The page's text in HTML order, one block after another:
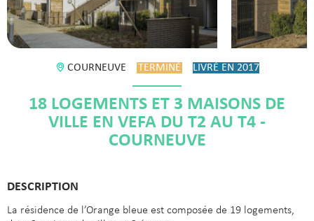
COURNEUVE TERMINÉ LIVRÉ EN 2017
18 LOGEMENTS ET 3 MAISONS DE
VILLE EN VEFA DU T2 AU T4 -
COURNEUVE
DESCRIPTION
La résidence de l’Orange bleue est composée de 19 logements,